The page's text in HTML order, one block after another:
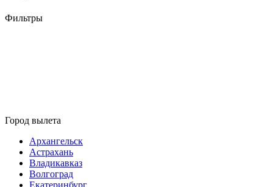
Фильтры
Город вылета
Архангельск
Астрахань
Владикавказ
Волгоград
Екатеринбург